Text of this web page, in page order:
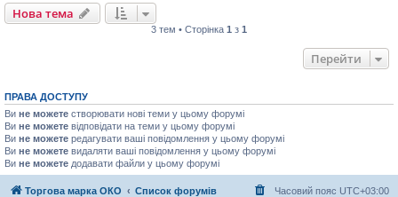
Нова тема
3 тем • Сторінка 1 з 1
Перейти
ПРАВА ДОСТУПУ
Ви не можете створювати нові теми у цьому форумі
Ви не можете відповідати на теми у цьому форумі
Ви не можете редагувати ваші повідомлення у цьому форумі
Ви не можете видаляти ваші повідомлення у цьому форумі
Ви не можете додавати файли у цьому форумі
Торгова марка ОКО Список форумів Часовий пояс UTC+03:00